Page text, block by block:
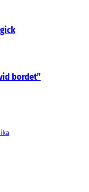
bordet”